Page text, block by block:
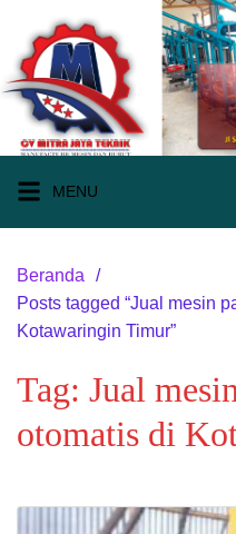
konten
MENU
Beranda
Posts tagged “Jual mesin
Kotawaringin Timur”
Tag: Jual
otomatis di